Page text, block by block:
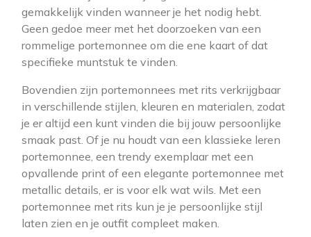
gemakkelijk vinden wanneer je het nodig hebt.
Geen gedoe meer met het doorzoeken van een
rommelige portemonnee om die ene kaart of dat
specifieke muntstuk te vinden.
Bovendien zijn portemonnees met rits verkrijgbaar
in verschillende stijlen, kleuren en materialen, zodat
je er altijd een kunt vinden die bij jouw persoonlijke
smaak past. Of je nu houdt van een klassieke leren
portemonnee, een trendy exemplaar met een
opvallende print of een elegante portemonnee met
metallic details, er is voor elk wat wils. Met een
portemonnee met rits kun je je persoonlijke stijl
laten zien en je outfit compleet maken.